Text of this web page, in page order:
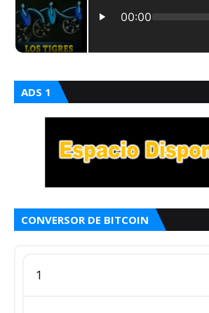
ADS 1
CONVERSOR DE BITCOIN